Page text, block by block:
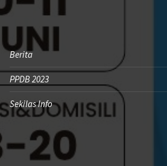
Berita
PPDB 2023
Sekilas Info